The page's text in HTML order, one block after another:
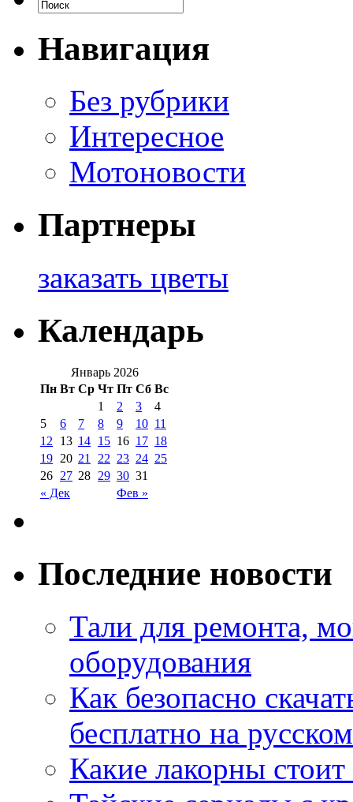
Навигация
Без рубрики
Интересное
Мотоновости
Партнеры
заказать цветы
Календарь
Январь 2026
Пн Вт Ср Чт Пт Сб Вс
« Дек Фев »
1 2 3
4
5
6 7 8 9 10 11
12
13 14 15 16 17 18
19 20 21 22 23 24 25
26 27 28 29 30 31
Последние новости
Тали для ремонта,
оборудования
Как безопасно
бесплатно на
Какие лакорны